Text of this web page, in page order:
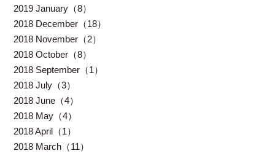
2019 January（8）
2018 December（18）
2018 November（2）
2018 October（8）
2018 September（1）
2018 July（3）
2018 June（4）
2018 May（4）
2018 April（1）
2018 March（11）